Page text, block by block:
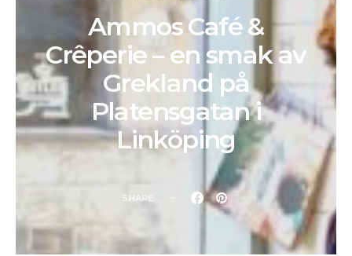
Ammos Café &
Crêperie – en smak av
Grekland på
Platensgatan i
Linköping
SHARE